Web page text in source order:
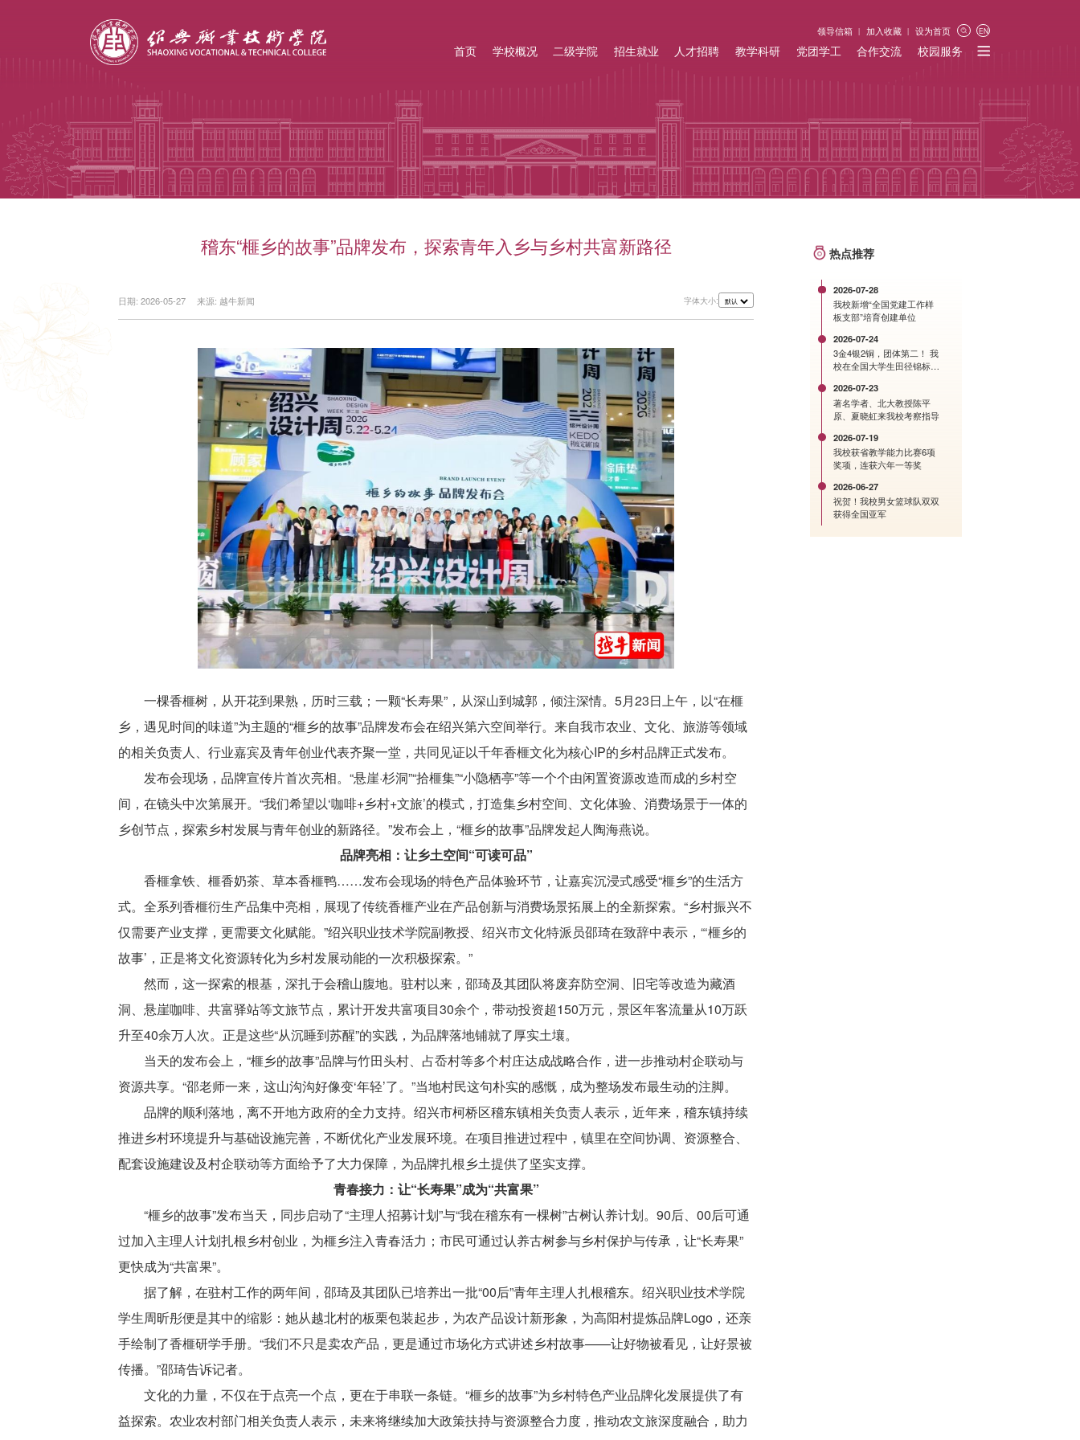
领导信箱 加入收藏 设为首页 EN
首页 学校概况 二级学院 招生就业 人才招聘 教学科研 党团学工 合作交流 校园服务
稽东“榧乡的故事”品牌发布，探索青年入乡与乡村共富新路径
日期: 2026-05-27 来源: 越牛新闻 字体大小:
一棵香榧树，从开花到果熟，历时三载；一颗“长寿果”，从深山到城郭，倾注深情。5月23日上午，以“在榧
乡，遇见时间的味道”为主题的“榧乡的故事”品牌发布会在绍兴第六空间举行。来自我市农业、文化、旅游等领域
的相关负责人、行业嘉宾及青年创业代表齐聚一堂，共同见证以千年香榧文化为核心IP的乡村品牌正式发布。
发布会现场，品牌宣传片首次亮相。“悬崖·杉洞”“拾榧集”“小隐栖亭”等一个个由闲置资源改造而成的乡村空
间，在镜头中次第展开。“我们希望以‘咖啡+乡村+文旅’的模式，打造集乡村空间、文化体验、消费场景于一体的
乡创节点，探索乡村发展与青年创业的新路径。”发布会上，“榧乡的故事”品牌发起人陶海燕说。
品牌亮相：让乡土空间“可读可品”
香榧拿铁、榧香奶茶、草本香榧鸭……发布会现场的特色产品体验环节，让嘉宾沉浸式感受“榧乡”的生活方
式。全系列香榧衍生产品集中亮相，展现了传统香榧产业在产品创新与消费场景拓展上的全新探索。“乡村振兴不
仅需要产业支撑，更需要文化赋能。”绍兴职业技术学院副教授、绍兴市文化特派员邵琦在致辞中表示，“‘榧乡的
故事’，正是将文化资源转化为乡村发展动能的一次积极探索。”
然而，这一探索的根基，深扎于会稽山腹地。驻村以来，邵琦及其团队将废弃防空洞、旧宅等改造为藏酒
洞、悬崖咖啡、共富驿站等文旅节点，累计开发共富项目30余个，带动投资超150万元，景区年客流量从10万跃
升至40余万人次。正是这些“从沉睡到苏醒”的实践，为品牌落地铺就了厚实土壤。
当天的发布会上，“榧乡的故事”品牌与竹田头村、占岙村等多个村庄达成战略合作，进一步推动村企联动与
资源共享。“邵老师一来，这山沟沟好像变‘年轻’了。”当地村民这句朴实的感慨，成为整场发布最生动的注脚。
品牌的顺利落地，离不开地方政府的全力支持。绍兴市柯桥区稽东镇相关负责人表示，近年来，稽东镇持续
推进乡村环境提升与基础设施完善，不断优化产业发展环境。在项目推进过程中，镇里在空间协调、资源整合、
配套设施建设及村企联动等方面给予了大力保障，为品牌扎根乡土提供了坚实支撑。
青春接力：让“长寿果”成为“共富果”
“榧乡的故事”发布当天，同步启动了“主理人招募计划”与“我在稽东有一棵树”古树认养计划。90后、00后可通
过加入主理人计划扎根乡村创业，为榧乡注入青春活力；市民可通过认养古树参与乡村保护与传承，让“长寿果”
更快成为“共富果”。
据了解，在驻村工作的两年间，邵琦及其团队已培养出一批“00后”青年主理人扎根稽东。绍兴职业技术学院
学生周昕彤便是其中的缩影：她从越北村的板栗包装起步，为农产品设计新形象，为高阳村提炼品牌Logo，还亲
手绘制了香榧研学手册。“我们不只是卖农产品，更是通过市场化方式讲述乡村故事——让好物被看见，让好景被
传播。”邵琦告诉记者。
文化的力量，不仅在于点亮一个点，更在于串联一条链。“榧乡的故事”为乡村特色产业品牌化发展提供了有
益探索。农业农村部门相关负责人表示，未来将继续加大政策扶持与资源整合力度，推动农文旅深度融合，助力
热点推荐
2026-07-28
我校新增“全国党建工作样
板支部”培育创建单位
2026-07-24
3金4银2铜，团体第二！ 我
校在全国大学生田径锦标赛
2026-07-23
著名学者、北大教授陈平
原、夏晓虹来我校考察指导
2026-07-19
我校获省教学能力比赛6项
奖项，连获六年一等奖
2026-06-27
祝贺！我校男女篮球队双双
获得全国亚军